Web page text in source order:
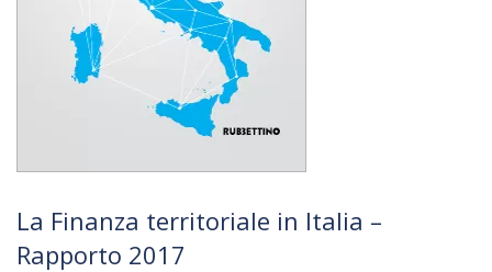
La Finanza territoriale in Italia –
Rapporto 2017